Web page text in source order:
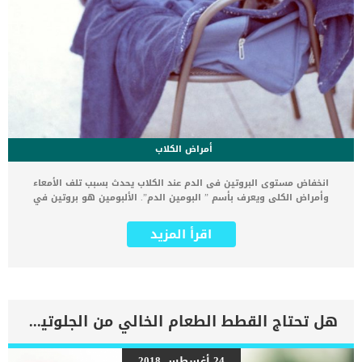
أمراض الكلاب
انخفاض مستوى البروتين فى الدم عند الكلاب يحدث بسبب تلف الأمعاء
وأمراض الكلى ويعرف بأسم ” البومين الدم”. الألبومين هو بروتين في
لمنع تسرب السوائل من الأوعية الدموية ومن ثم تتراكم في البطن أو
الرئتين. كما ان ألبومين الدم هو بروتين تنتجة خلايا الكبد يتم افرازه الى
البروتين فى الدم عند الكلاب مصاحبا لامراض اخرى مثل تلف الكبد او
مشاكل الجهاز الهضمى , وبشكل عام تشمل الأعراض : تورم
الاطراف القئالضعف العامالاسهال انتفاخ البطن صعوبة التنفس. اقرأ ايضا:
صعوبة التنفس عند الكلاب وعلاجها تعرف على اسباب اصابة كلبك بانخفاض
اقرأ المزيد
هل تحتاج القطط الطعام الخالي من الجلوتين ؟